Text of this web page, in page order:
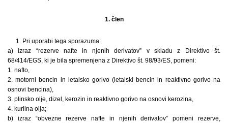
1. člen
1. Pri uporabi tega sporazuma:
a) izraz “rezerve nafte in njenih derivatov” v skladu z Direktivo št.
68/414/EGS, ki je bila spremenjena z Direktivo št. 98/93/ES, pomeni:
1. nafto,
2. motorni bencin in letalsko gorivo (letalski bencin in reaktivno gorivo na
osnovi bencina),
3. plinsko olje, dizel, kerozin in reaktivno gorivo na osnovi kerozina,
4. kurilna olja;
b) izraz “obvezne rezerve nafte in njenih derivatov” pomeni rezerve,